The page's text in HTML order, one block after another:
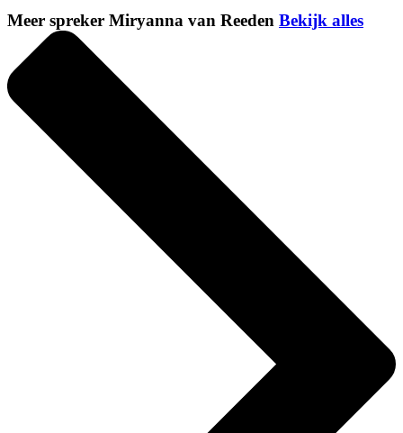
Meer spreker Miryanna van Reeden Bekijk alles